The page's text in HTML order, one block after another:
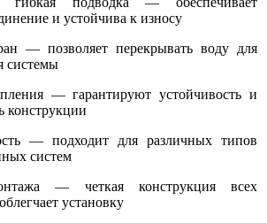
и устойчива к износу
— позволяет перекрывать воду для
системы
— гарантируют устойчивость и
конструкции
— подходит для различных типов
систем
— четкая конструкция всех
установку